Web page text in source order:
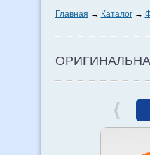
Главная Каталог